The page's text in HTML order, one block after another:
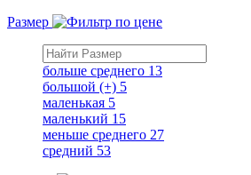
Размер
больше среднего 13
большой (+) 5
маленькая 5
маленький 15
меньше среднего 27
средний 53